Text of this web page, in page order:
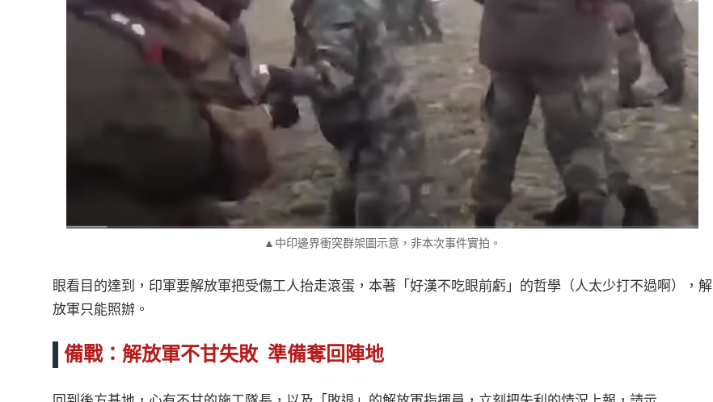
▲中印邊界衝突群架圖示意，非本次事件實拍。
眼看目的達到，印軍要解放軍把受傷工人抬走滾蛋，本著「好漢不吃眼前虧」的哲學（人太少打不過啊），解
放軍只能照辦。
備戰：解放軍不甘失敗 準備奪回陣地